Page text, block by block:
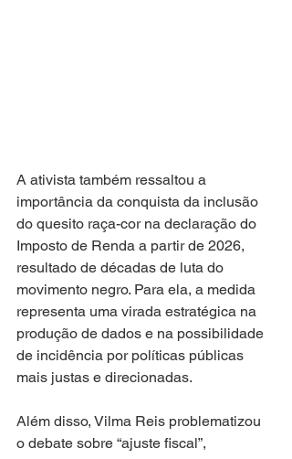
A ativista também ressaltou a
importância da conquista da inclusão
do quesito raça-cor na declaração do
Imposto de Renda a partir de 2026,
resultado de décadas de luta do
movimento negro. Para ela, a medida
representa uma virada estratégica na
produção de dados e na possibilidade
de incidência por políticas públicas
mais justas e direcionadas.
Além disso, Vilma Reis problematizou
o debate sobre “ajuste fiscal”,